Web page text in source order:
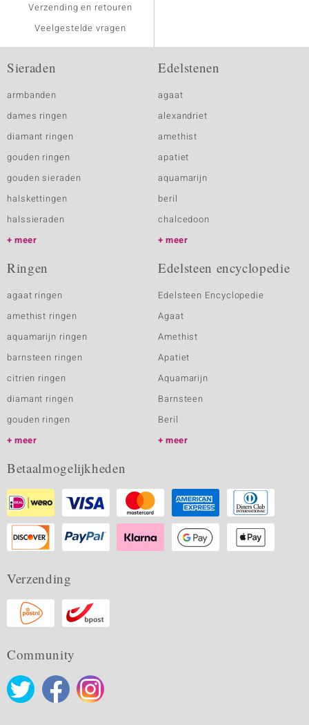
Verzending en retouren
Veelgestelde vragen
Sieraden
armbanden
dames ringen
diamant ringen
gouden ringen
gouden sieraden
halskettingen
halssieraden
meer
Edelstenen
agaat
alexandriet
amethist
apatiet
aquamarijn
beril
chalcedoon
meer
Ringen
agaat ringen
amethist ringen
aquamarijn ringen
barnsteen ringen
citrien ringen
diamant ringen
gouden ringen
meer
Edelsteen encyclopedie
Edelsteen Encyclopedie
Agaat
Amethist
Apatiet
Aquamarijn
Barnsteen
Beril
meer
Betaalmogelijkheden
Verzending
Community